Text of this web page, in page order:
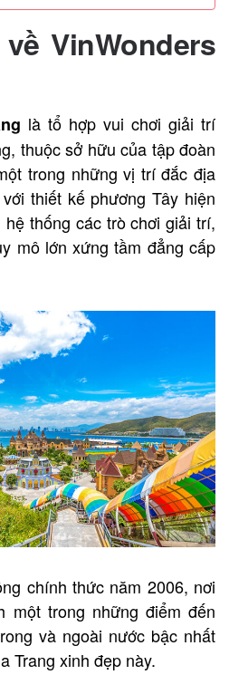
VinWonders
là tổ hợp vui chơi giải trí
thuộc sở hữu của tập đoàn
trong những vị trí đắc địa
thiết kế phương Tây hiện
thống các trò chơi giải trí,
mô lớn xứng tầm đẳng cấp
chính thức năm 2006, nơi
một trong những điểm đến
và ngoài nước bậc nhất
Trang xinh đẹp này.